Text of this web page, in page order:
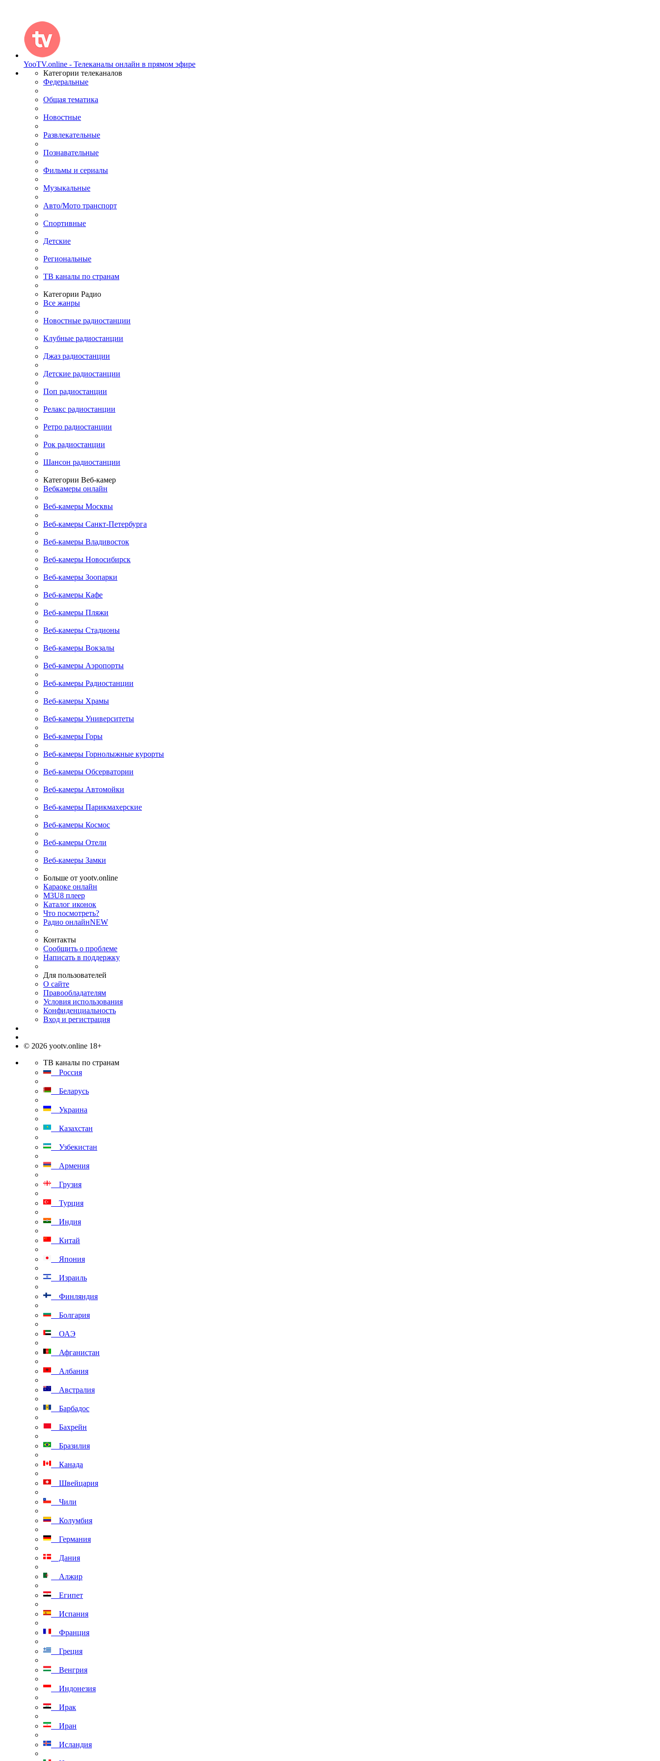
YooTV.online - Телеканалы онлайн в прямом эфире
Категории телеканалов
Федеральные
Общая тематика
Новостные
Развлекательные
Познавательные
Фильмы и сериалы
Музыкальные
Авто/Мото транспорт
Спортивные
Детские
Региональные
ТВ каналы по странам
Категории Радио
Все жанры
Новостные радиостанции
Клубные радиостанции
Джаз радиостанции
Детские радиостанции
Поп радиостанции
Релакс радиостанции
Ретро радиостанции
Рок радиостанции
Шансон радиостанции
Категории Веб-камер
Вебкамеры онлайн
Веб-камеры Москвы
Веб-камеры Санкт-Петербурга
Веб-камеры Владивосток
Веб-камеры Новосибирск
Веб-камеры Зоопарки
Веб-камеры Кафе
Веб-камеры Пляжи
Веб-камеры Стадионы
Веб-камеры Вокзалы
Веб-камеры Аэропорты
Веб-камеры Радиостанции
Веб-камеры Храмы
Веб-камеры Университеты
Веб-камеры Горы
Веб-камеры Горнолыжные курорты
Веб-камеры Обсерватории
Веб-камеры Автомойки
Веб-камеры Парикмахерские
Веб-камеры Космос
Веб-камеры Отели
Веб-камеры Замки
Больше от yootv.online
Караоке онлайн
M3U8 плеер
Каталог иконок
Что посмотреть?
Радио онлайнNEW
Контакты
Сообщить о проблеме
Написать в поддержку
Для пользователей
О сайте
Правообладателям
Условия использования
Конфиденциальность
Вход и регистрация
© 2026 yootv.online 18+
ТВ каналы по странам
Россия
Беларусь
Украина
Казахстан
Узбекистан
Армения
Грузия
Турция
Индия
Китай
Япония
Израиль
Финляндия
Болгария
ОАЭ
Афганистан
Албания
Австралия
Барбадос
Бахрейн
Бразилия
Канада
Швейцария
Чили
Колумбия
Германия
Дания
Алжир
Египет
Испания
Франция
Греция
Венгрия
Индонезия
Ирак
Иран
Исландия